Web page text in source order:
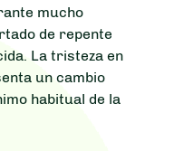
mucho
de repente
La tristeza en
un cambio
habitual de la